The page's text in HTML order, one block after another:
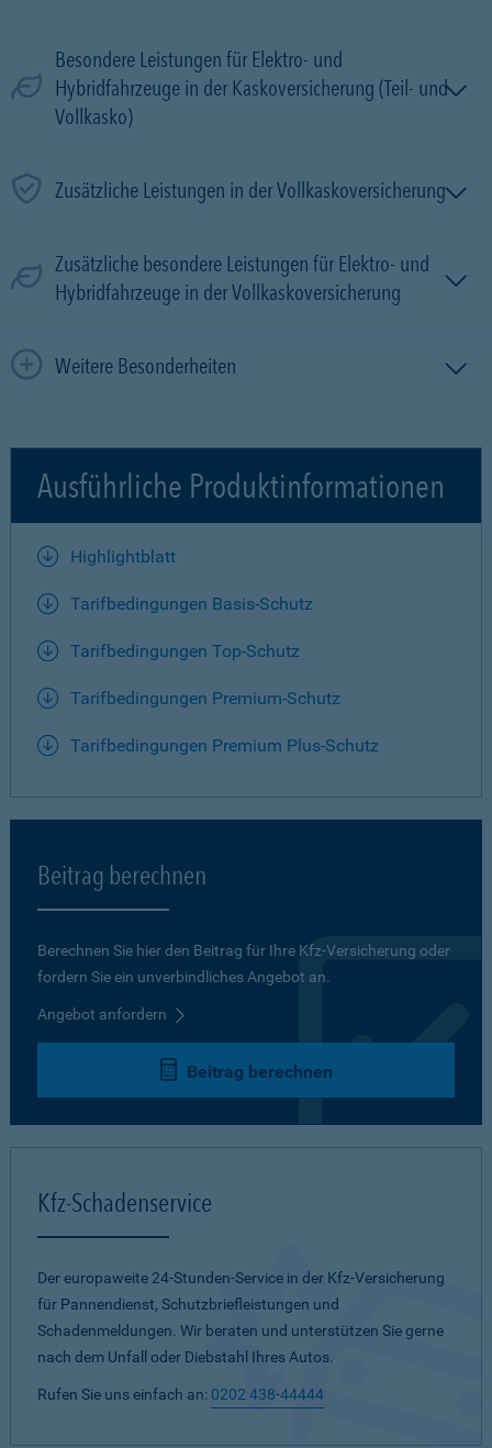
Besondere Leistungen für Elektro- und
Hybridfahrzeuge in der Kaskoversicherung (Teil- und
Vollkasko)
Zusätzliche Leistungen in der Vollkaskoversicherung
Zusätzliche besondere Leistungen für Elektro- und
Hybridfahrzeuge in der Vollkaskoversicherung
Weitere Besonderheiten
Ausführliche Produktinformationen
Highlightblatt
Tarifbedingungen Basis-Schutz
Tarifbedingungen Top-Schutz
Tarifbedingungen Premium-Schutz
Tarifbedingungen Premium Plus-Schutz
Beitrag berechnen
Berechnen Sie hier den Beitrag für Ihre Kfz-Versicherung oder
fordern Sie ein unverbindliches Angebot an.
Angebot anfordern
Beitrag berechnen
Kfz-Schadenservice
Der europaweite 24-Stunden-Service in der Kfz-Versicherung
für Pannendienst, Schutzbriefleistungen und
Schadenmeldungen. Wir beraten und unterstützen Sie gerne
nach dem Unfall oder Diebstahl Ihres Autos.
Rufen Sie uns einfach an: 0202 438-44444